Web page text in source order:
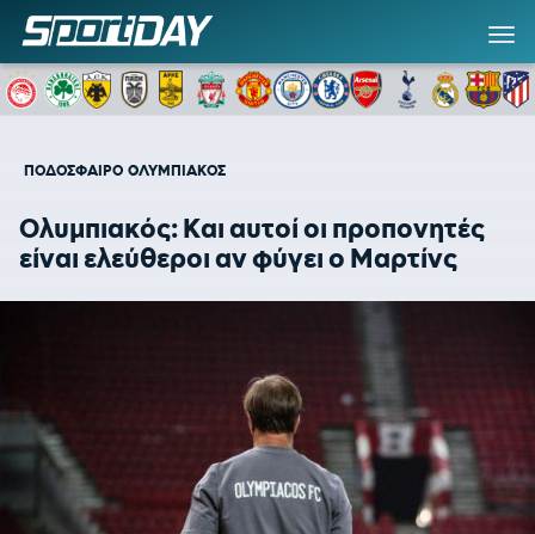
ΠΟΔΟΣΦΑΙΡΟ ΟΛΥΜΠΙΑΚΟΣ
Oλυμπιακός: Και αυτοί οι προπονητές
είναι ελεύθεροι αν φύγει ο Μαρτίνς